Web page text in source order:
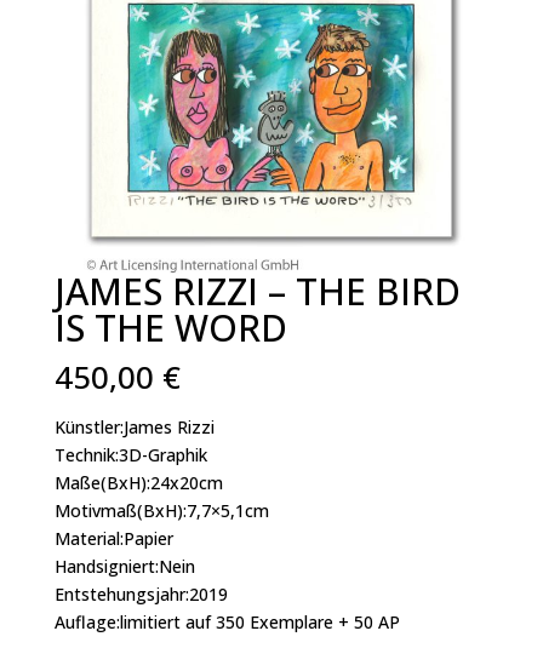
JAMES RIZZI – THE BIRD
IS THE WORD
450,00 €
Künstler:James Rizzi
Technik:3D-Graphik
Maße(BxH):24x20cm
Motivmaß(BxH):7,7×5,1cm
Material:Papier
Handsigniert:Nein
Entstehungsjahr:2019
Auflage:limitiert auf 350 Exemplare + 50 AP